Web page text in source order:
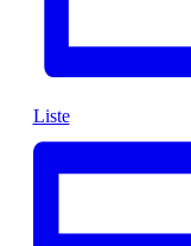
Liste